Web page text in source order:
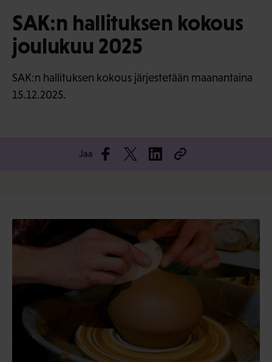
SAK:n hallituksen kokous
joulukuu 2025
SAK:n hallituksen kokous järjestetään maanantaina
15.12.2025.
Jaa